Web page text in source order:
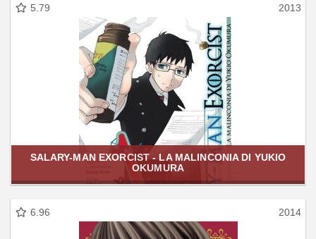
5.79 2013
SALARY-MAN EXORCIST - LA MALINCONIA DI YUKIO
OKUMURA
6.96 2014